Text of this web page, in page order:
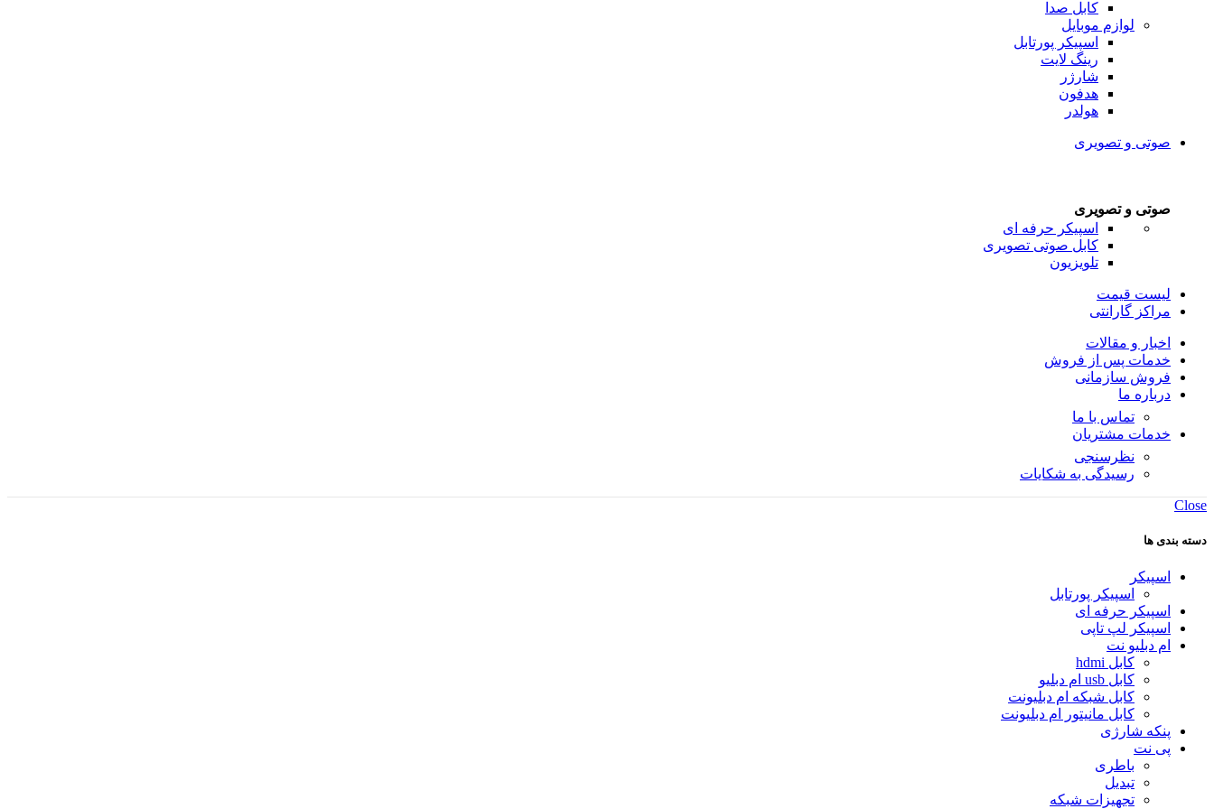
کابل صدا
لوازم موبایل
اسپیکر پورتابل
رینگ لایت
شارژر
هدفون
هولدر
صوتی و تصویری
صوتی و تصویری
اسپیکر حرفه ای
کابل صوتی تصویری
تلویزیون
لیست قیمت
مراکز گارانتی
اخبار و مقالات
خدمات پس از فروش
فروش سازمانی
درباره ما
تماس با ما
خدمات مشتریان
نظرسنجی
رسیدگی به شکایات
Close
دسته بندی ها
اسپیکر
اسپیکر پورتابل
اسپیکر حرفه ای
اسپیکر لپ تاپی
ام دبلیو نت
کابل hdmi
کابل usb ام دبلیو
کابل شبکه ام دبلیونت
کابل مانیتور ام دبلیونت
پنکه شارژی
پی نت
باطری
تبدیل
تجهیزات شبکه